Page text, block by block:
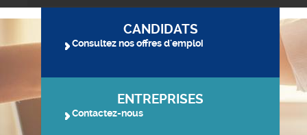
CANDIDATS
Consultez nos offres d'emploi
ENTREPRISES
Contactez-nous